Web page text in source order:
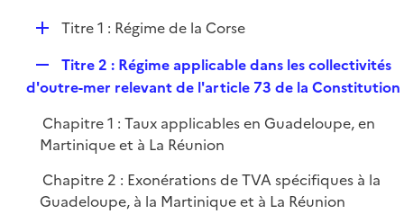
r
p
e
r
D
l
i
e
r
Titre 1 : Régime de la Corse
e
l
i
e
Titre 2 : Régime applicable dans les collectivités
d'outre-mer relevant de l'article 73 de la Constitution
Chapitre 1 : Taux applicables en Guadeloupe, en
Martinique et à La Réunion
Chapitre 2 : Exonérations de TVA spécifiques à la
Guadeloupe, à la Martinique et à La Réunion